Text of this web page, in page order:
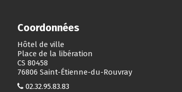
Coordonnées
Hôtel de ville
Place de la libération
CS 80458
76806 Saint-Étienne-du-Rouvray
02.32.95.83.83